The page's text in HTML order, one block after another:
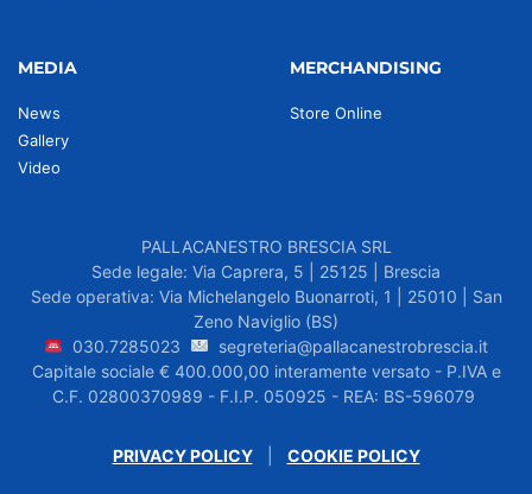
MEDIA
News
Gallery
Video
MERCHANDISING
Store Online
PALLACANESTRO BRESCIA SRL
Sede legale: Via Caprera, 5 | 25125 | Brescia
Sede operativa: Via Michelangelo Buonarroti, 1 | 25010 | San
Zeno Naviglio (BS)
030.7285023
segreteria@pallacanestrobrescia.it
Capitale sociale € 400.000,00 interamente versato - P.IVA e
C.F. 02800370989 - F.I.P. 050925 - REA: BS-596079
PRIVACY POLICY| COOKIE POLICY